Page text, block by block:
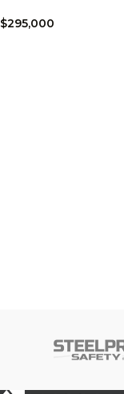
$295,000